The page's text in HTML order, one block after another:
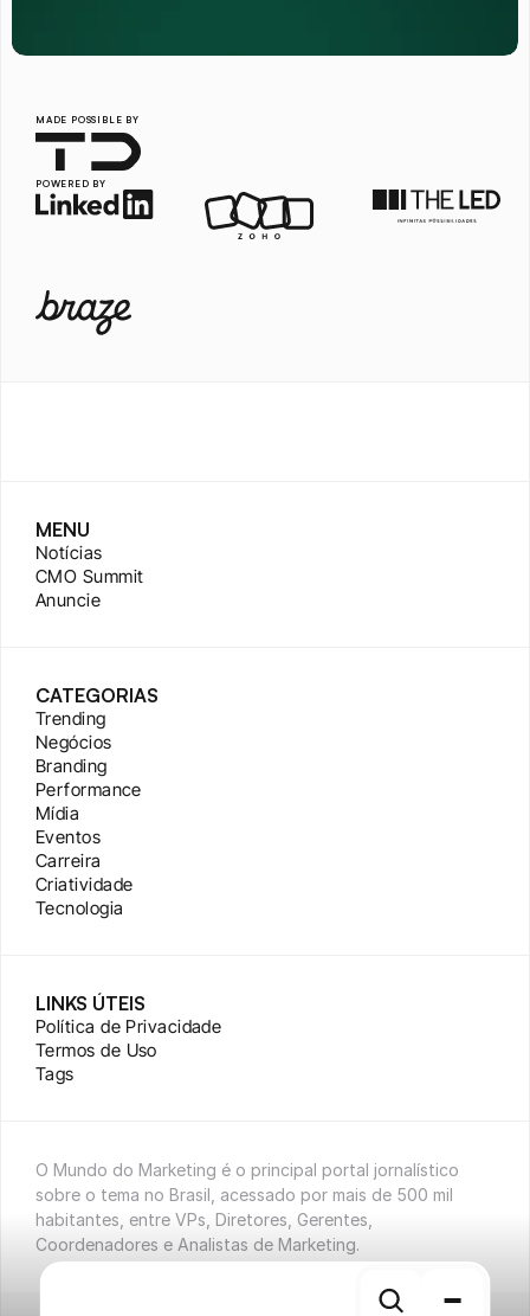
MADE POSSIBLE BY
POWERED BY
MENU
Notícias
CMO Summit
Anuncie
CATEGORIAS
Trending
Negócios
Branding
Performance
Mídia
Eventos
Carreira
Criatividade
Tecnologia
LINKS ÚTEIS
Política de Privacidade
Termos de Uso
Tags
O Mundo do Marketing é o principal portal jornalístico
sobre o tema no Brasil, acessado por mais de 500 mil
habitantes, entre VPs, Diretores, Gerentes,
Coordenadores e Analistas de Marketing.